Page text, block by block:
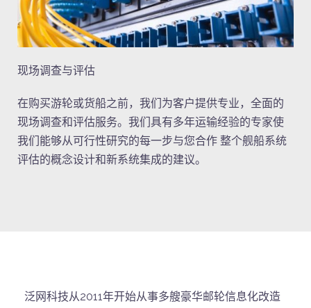
现场调查与评估
在购买游轮或货船之前，我们为客户提供专业，全面的
现场调查和评估服务。我们具有多年运输经验的专家使
我们能够从可行性研究的每一步与您合作 整个舰船系统
评估的概念设计和新系统集成的建议。
泛网科技从2011年开始从事多艘豪华邮轮信息化改造